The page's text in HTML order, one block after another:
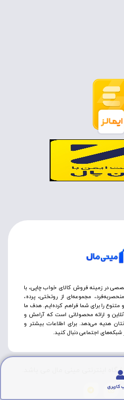
در زمینه فروش کالای خواب چاپی، با
مجموعه‌ای از روتختی‌، پرده،
متنوع را برای شما فراهم کرده‌ایم. هدف ما
و ارائه محصولاتی است که آرامش و
هدیه می‌دهد. برای اطلاعات بیشتر و
اجتماعی دنبال کنید.
اینترنتی مینی مال می باشد.
کاربری